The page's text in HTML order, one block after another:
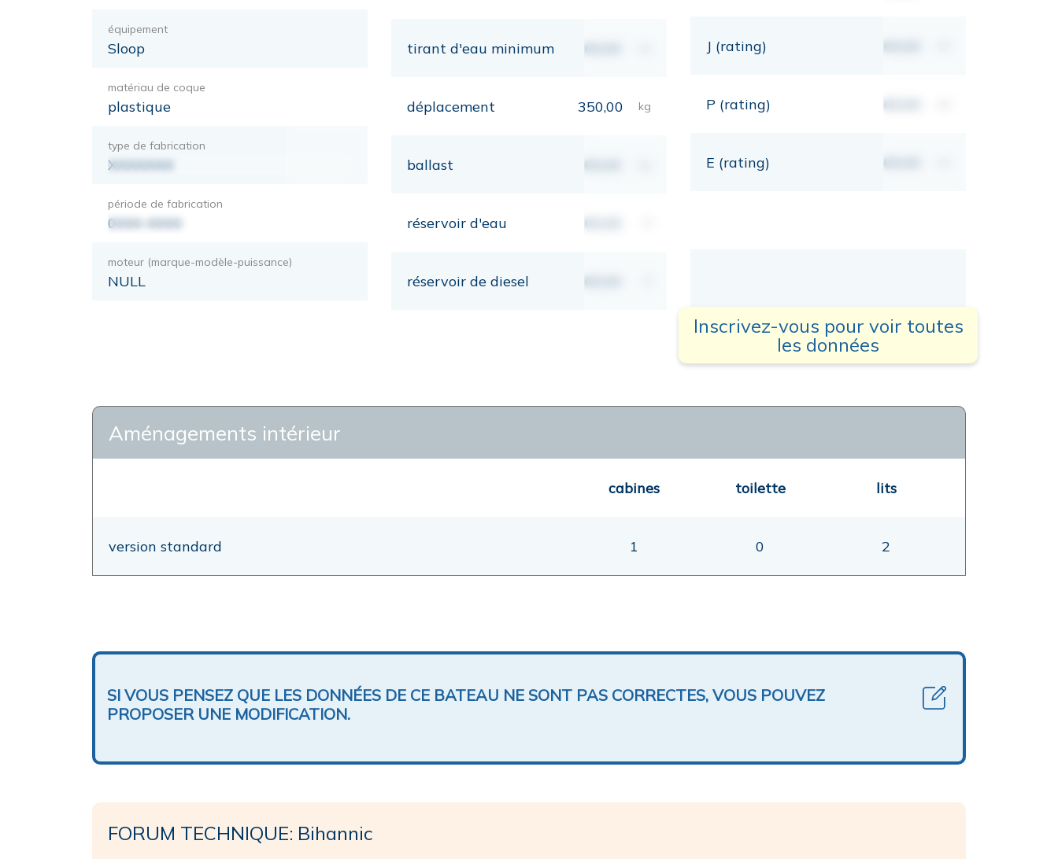
équipement
Sloop
matériau de coque
plastique
type de fabrication
XXXXXXX
période de fabrication
0000-0000
moteur (marque-modèle-puissance)
NULL
tirant d'eau minimum 00,00
déplacement 350,00 kg
ballast 00,00
réservoir d'eau 00,00
réservoir de diesel 00,00
J (rating) 00,00
P (rating) 00,00
E (rating) 00,00
Inscrivez-vous pour voir toutes
les données
Aménagements intérieur
cabines toilette lits
version standard 1 0 2
SI VOUS PENSEZ QUE LES DONNÉES DE CE BATEAU NE SONT PAS CORRECTES, VOUS POUVEZ
PROPOSER UNE MODIFICATION.
FORUM TECHNIQUE: Bihannic